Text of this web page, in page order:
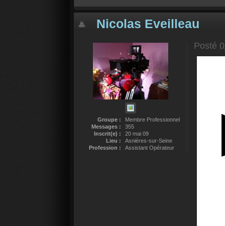
Nicolas Eveilleau
Groupe :
Membre Professionnel
Messages :
355
Inscrit(e) :
20 mai 09
Lieu :
Asnières-sur-Seine
Profession :
Assistant Opérateur
Posté